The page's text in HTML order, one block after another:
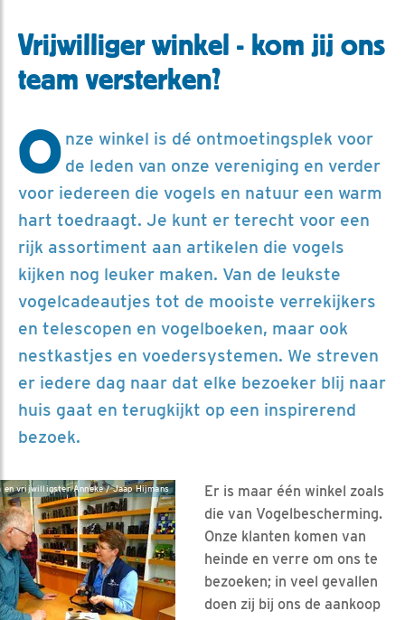
Vrijwilliger winkel - kom jij ons
team versterken?
O nze winkel is dé ontmoetingsplek voor
de leden van onze vereniging en verder
voor iedereen die vogels en natuur een warm
hart toedraagt. Je kunt er terecht voor een
rijk assortiment aan artikelen die vogels
kijken nog leuker maken. Van de leukste
vogelcadeautjes tot de mooiste verrekijkers
en telescopen en vogelboeken, maar ook
nestkastjes en voedersystemen. We streven
er iedere dag naar dat elke bezoeker blij naar
huis gaat en terugkijkt op een inspirerend
bezoek.
en vrijwilligster Anneke / Jaap Hijmans
Er is maar één winkel zoals
die van Vogelbescherming.
Onze klanten komen van
heinde en verre om ons te
bezoeken; in veel gevallen
doen zij bij ons de aankoop